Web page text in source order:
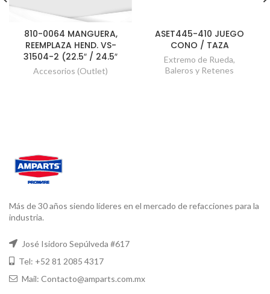
810-0064 MANGUERA,
REEMPLAZA HEND. VS-
31504-2 (22.5″ / 24.5″
Accesorios (Outlet)
ASET445-410 JUEGO
CONO / TAZA
Extremo de Rueda,
Baleros y Retenes
Más de 30 años siendo líderes en el mercado de refacciones para la
industria.
José Isidoro Sepúlveda #617
Tel: +52 81 2085 4317
Mail: Contacto@amparts.com.mx